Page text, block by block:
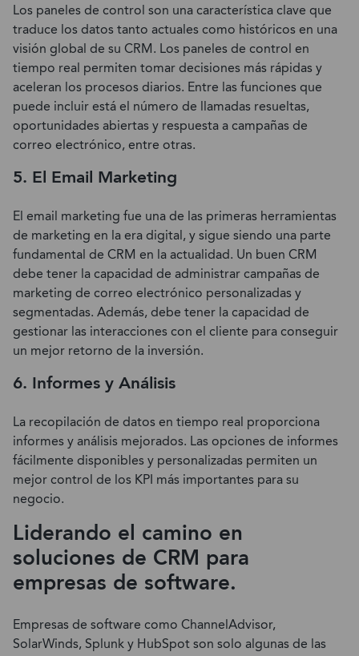
Los paneles de control son una característica clave que
traduce los datos tanto actuales como históricos en una
visión global de su CRM. Los paneles de control en
tiempo real permiten tomar decisiones más rápidas y
aceleran los procesos diarios. Entre las funciones que
puede incluir está el número de llamadas resueltas,
oportunidades abiertas y respuesta a campañas de
correo electrónico, entre otras.
5. El Email Marketing
El email marketing fue una de las primeras herramientas
de marketing en la era digital, y sigue siendo una parte
fundamental de CRM en la actualidad. Un buen CRM
debe tener la capacidad de administrar campañas de
marketing de correo electrónico personalizadas y
segmentadas. Además, debe tener la capacidad de
gestionar las interacciones con el cliente para conseguir
un mejor retorno de la inversión.
6. Informes y Análisis
La recopilación de datos en tiempo real proporciona
informes y análisis mejorados. Las opciones de informes
fácilmente disponibles y personalizadas permiten un
mejor control de los KPI más importantes para su
negocio.
Liderando el camino en
soluciones de CRM para
empresas de software.
Empresas de software como ChannelAdvisor,
SolarWinds, Splunk y HubSpot son solo algunas de las